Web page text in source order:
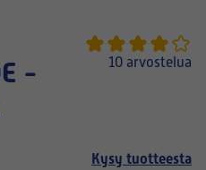
10 arvostelua
Kysy tuotteesta